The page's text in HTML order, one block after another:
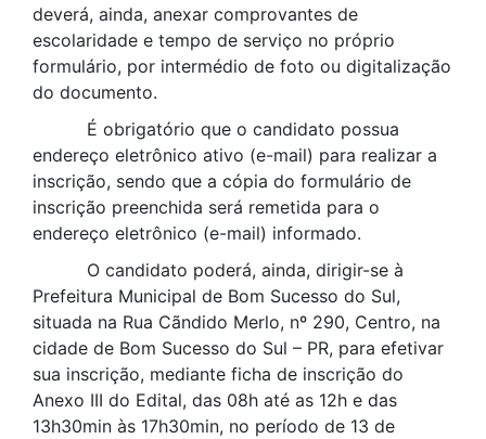
deverá, ainda, anexar comprovantes de
escolaridade e tempo de serviço no próprio
formulário, por intermédio de foto ou digitalização
do documento.
É obrigatório que o candidato possua
endereço eletrônico ativo (e-mail) para realizar a
inscrição, sendo que a cópia do formulário de
inscrição preenchida será remetida para o
endereço eletrônico (e-mail) informado.
O candidato poderá, ainda, dirigir-se à
Prefeitura Municipal de Bom Sucesso do Sul,
situada na Rua Cãndido Merlo, nº 290, Centro, na
cidade de Bom Sucesso do Sul – PR, para efetivar
sua inscrição, mediante ficha de inscrição do
Anexo III do Edital, das 08h até as 12h e das
13h30min às 17h30min, no período de 13 de